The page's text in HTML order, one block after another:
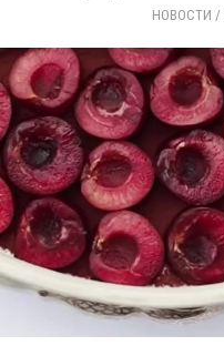
НОВОСТИ /